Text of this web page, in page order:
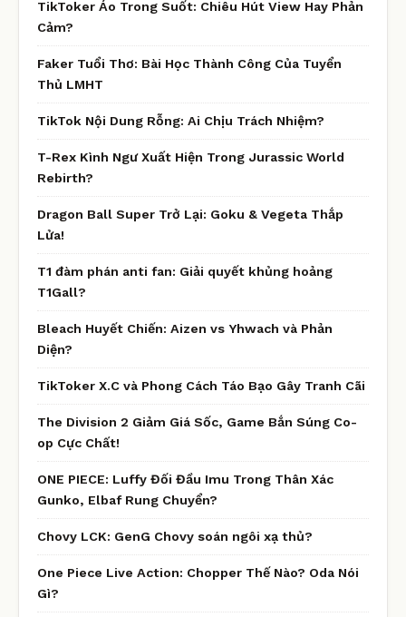
TikToker Áo Trong Suốt: Chiêu Hút View Hay Phản
Cảm?
Faker Tuổi Thơ: Bài Học Thành Công Của Tuyển
Thủ LMHT
TikTok Nội Dung Rỗng: Ai Chịu Trách Nhiệm?
T-Rex Kình Ngư Xuất Hiện Trong Jurassic World
Rebirth?
Dragon Ball Super Trở Lại: Goku & Vegeta Thắp
Lửa!
T1 đàm phán anti fan: Giải quyết khủng hoảng
T1Gall?
Bleach Huyết Chiến: Aizen vs Yhwach và Phản
Diện?
TikToker X.C và Phong Cách Táo Bạo Gây Tranh Cãi
The Division 2 Giảm Giá Sốc, Game Bắn Súng Co-
op Cực Chất!
ONE PIECE: Luffy Đối Đầu Imu Trong Thân Xác
Gunko, Elbaf Rung Chuyển?
Chovy LCK: GenG Chovy soán ngôi xạ thủ?
One Piece Live Action: Chopper Thế Nào? Oda Nói
Gì?